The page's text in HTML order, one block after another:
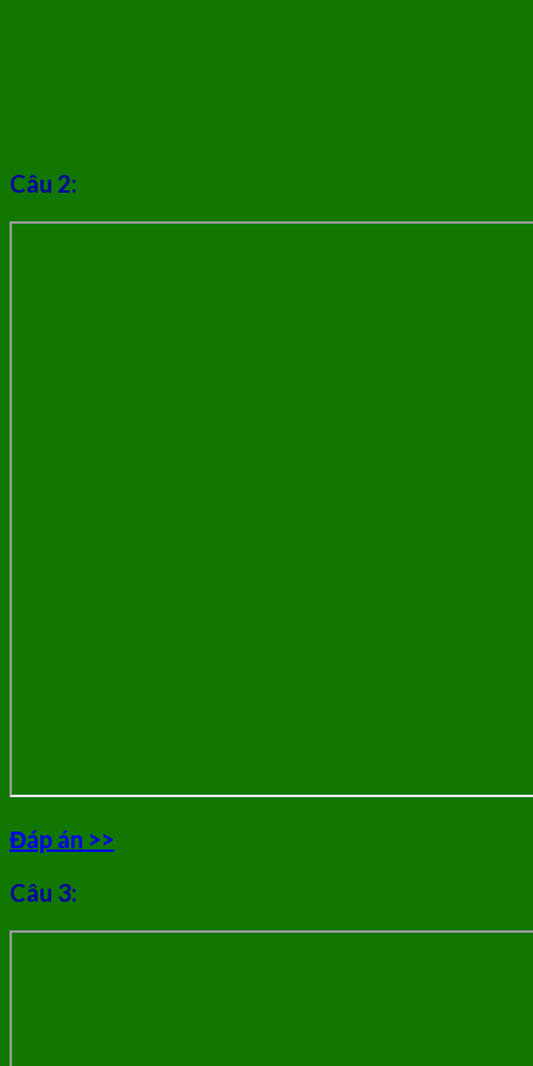
Câu 2:
Đáp án >>
Câu 3: